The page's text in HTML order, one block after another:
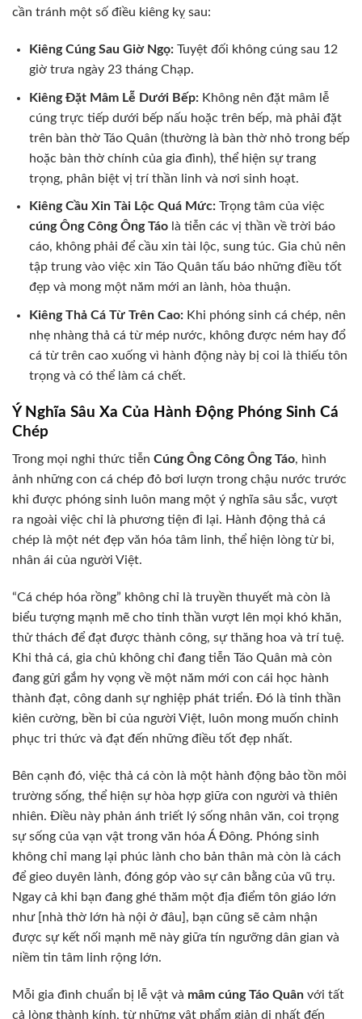
cần tránh một số điều kiêng kỵ sau:
Kiêng Cúng Sau Giờ Ngọ:Tuyệt đối không cúng sau 12
giờ trưa ngày 23 tháng Chạp.
Kiêng Đặt Mâm Lễ Dưới Bếp:Không nên đặt mâm lễ
cúng trực tiếp dưới bếp nấu hoặc trên bếp, mà phải đặt
trên bàn thờ Táo Quân (thường là bàn thờ nhỏ trong bếp
hoặc bàn thờ chính của gia đình), thể hiện sự trang
trọng, phân biệt vị trí thần linh và nơi sinh hoạt.
Kiêng Cầu Xin Tài Lộc Quá Mức:Trọng tâm của việc
cúng Ông Công Ông Táolà tiễn các vị thần về trời báo
cáo, không phải để cầu xin tài lộc, sung túc. Gia chủ nên
tập trung vào việc xin Táo Quân tấu báo những điều tốt
đẹp và mong một năm mới an lành, hòa thuận.
Kiêng Thả Cá Từ Trên Cao:Khi phóng sinh cá chép, nên
nhẹ nhàng thả cá từ mép nước, không được ném hay đổ
cá từ trên cao xuống vì hành động này bị coi là thiếu tôn
trọng và có thể làm cá chết.
Ý Nghĩa Sâu Xa Của Hành Động Phóng Sinh Cá
Chép
Trong mọi nghi thức tiễn Cúng Ông Công Ông Táo, hình
ảnh những con cá chép đỏ bơi lượn trong chậu nước trước
khi được phóng sinh luôn mang một ý nghĩa sâu sắc, vượt
ra ngoài việc chỉ là phương tiện đi lại. Hành động thả cá
chép là một nét đẹp văn hóa tâm linh, thể hiện lòng từ bi,
nhân ái của người Việt.
“Cá chép hóa rồng” không chỉ là truyền thuyết mà còn là
biểu tượng mạnh mẽ cho tinh thần vượt lên mọi khó khăn,
thử thách để đạt được thành công, sự thăng hoa và trí tuệ.
Khi thả cá, gia chủ không chỉ đang tiễn Táo Quân mà còn
đang gửi gắm hy vọng về một năm mới con cái học hành
thành đạt, công danh sự nghiệp phát triển. Đó là tinh thần
kiên cường, bền bỉ của người Việt, luôn mong muốn chinh
phục tri thức và đạt đến những điều tốt đẹp nhất.
Bên cạnh đó, việc thả cá còn là một hành động bảo tồn môi
trường sống, thể hiện sự hòa hợp giữa con người và thiên
nhiên. Điều này phản ánh triết lý sống nhân văn, coi trọng
sự sống của vạn vật trong văn hóa Á Đông. Phóng sinh
không chỉ mang lại phúc lành cho bản thân mà còn là cách
để gieo duyên lành, đóng góp vào sự cân bằng của vũ trụ.
Ngay cả khi bạn đang ghé thăm một địa điểm tôn giáo lớn
như [nhà thờ lớn hà nội ở đâu], bạn cũng sẽ cảm nhận
được sự kết nối mạnh mẽ này giữa tín ngưỡng dân gian và
niềm tin tâm linh rộng lớn.
Mỗi gia đình chuẩn bị lễ vật và mâm cúng Táo Quân với tất
cả lòng thành kính, từ những vật phẩm giản dị nhất đến